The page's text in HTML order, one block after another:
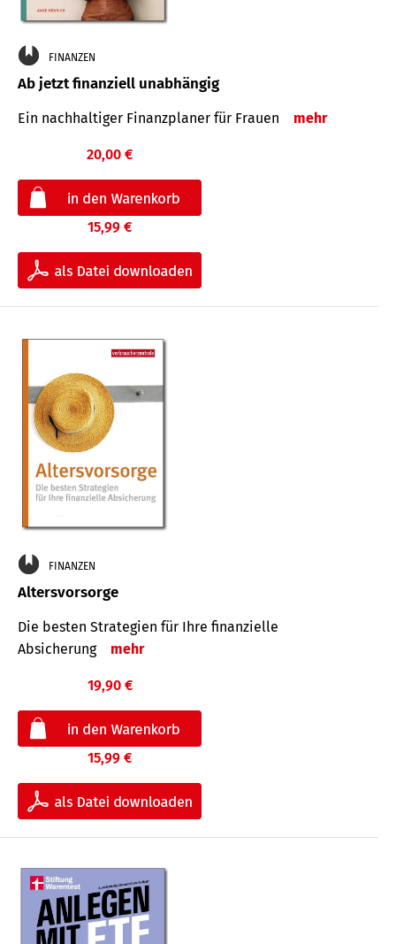
FINANZEN
Ab jetzt finanziell unabhängig
Ein nachhaltiger Finanzplaner für Frauen mehr
20,00 €
15,99 €
FINANZEN
Altersvorsorge
Die besten Strategien für Ihre finanzielle
Absicherung
mehr
19,90 €
15,99 €